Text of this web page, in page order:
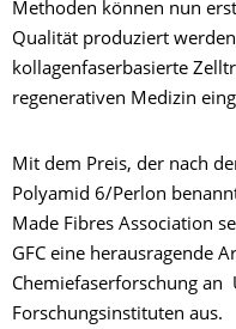
Methoden können nun
Qualität produziert
kollagenfaserbasierte
regenerativen Medizin
Mit dem Preis, der nach
Polyamid 6/Perlon
Made Fibres Association
GFC eine herausragende
Chemiefaserforschung an
Forschungsinstituten aus.